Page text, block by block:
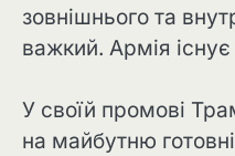
зовнішнього та
важкий. Армія
У своїй промові
на майбутню